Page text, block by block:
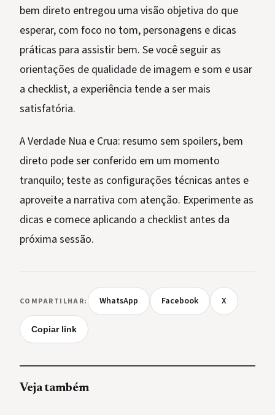
bem direto entregou uma visão objetiva do que
esperar, com foco no tom, personagens e dicas
práticas para assistir bem. Se você seguir as
orientações de qualidade de imagem e som e usar
a checklist, a experiência tende a ser mais
satisfatória.
A Verdade Nua e Crua: resumo sem spoilers, bem
direto pode ser conferido em um momento
tranquilo; teste as configurações técnicas antes e
aproveite a narrativa com atenção. Experimente as
dicas e comece aplicando a checklist antes da
próxima sessão.
COMPARTILHAR: WhatsApp Facebook X
Copiar link
Veja também